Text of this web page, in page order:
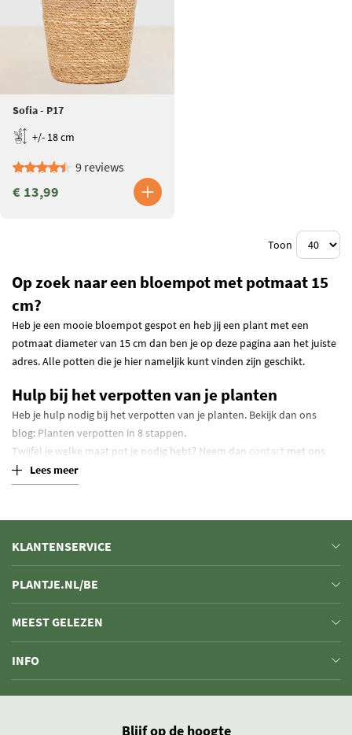
Sofia - P17
+/- 18 cm
9 reviews
€ 13,99
Toon
Op zoek naar een bloempot met potmaat 15
cm?
Heb je een mooie bloempot gespot en heb jij een plant met een
potmaat diameter van 15 cm dan ben je op deze pagina aan het juiste
adres. Alle potten die je hier nameljik kunt vinden zijn geschikt.
Hulp bij het verpotten van je planten
Heb je hulp nodig bij het verpotten van je planten. Bekijk dan ons
blog: Planten verpotten in 8 stappen.
Twijfel je welke maat pot je nodig hebt? Neem dan contact met ons
op zodat we je kunnen helpen.
Lees meer
KLANTENSERVICE
PLANTJE.NL/BE
MEEST GELEZEN
INFO
Blijf op de hoogte